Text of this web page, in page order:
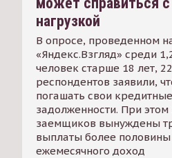
нагрузкой
В опросе, проведенном
«Яндекс.Взгляд» среди
человек старше 18 лет,
респондентов заявили,
погашать свои кредитные
задолженности. При этом
заемщиков вынуждены
выплаты более половины
ежемесячного доход